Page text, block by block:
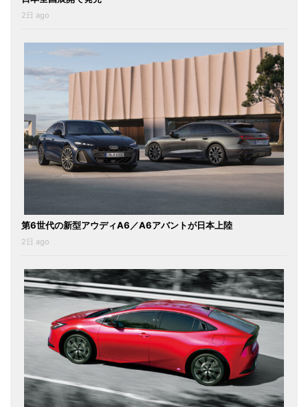
2日 ago
第6世代の新型アウディA6／A6アバントが日本上陸
2日 ago